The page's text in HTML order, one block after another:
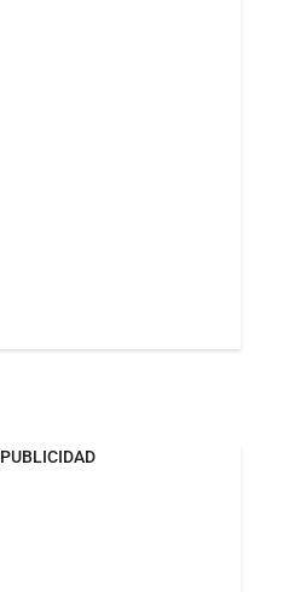
PUBLICIDAD